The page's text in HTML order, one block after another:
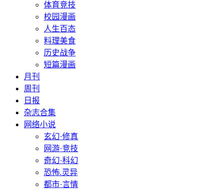
体育竞技
校园漫画
人生百态
料理美食
历史战争
短篇漫画
月刊
周刊
日报
杂志合集
网络小说
玄幻·修真
网游·竞技
奇幻·科幻
恐怖.灵异
都市·言情